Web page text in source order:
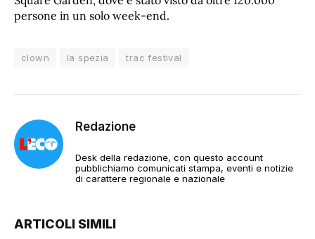
persone in un solo week-end.
clown la spezia trac festival
Redazione
Desk della redazione, con questo account
pubblichiamo comunicati stampa, eventi e notizie
di carattere regionale e nazionale
ARTICOLI SIMILI